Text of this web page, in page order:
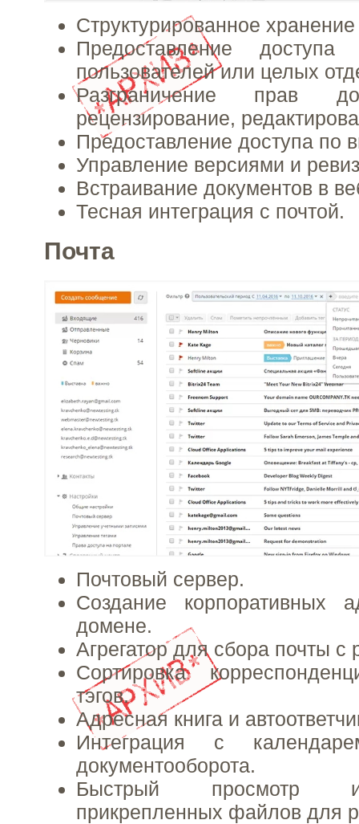
Структурированное
Предоставление
пользователей или целых
Разграничение прав
рецензирование,
Предоставление доступа по
Управление версиями и
Встраивание документов в
Тесная интеграция с почтой.
Почта
Почтовый сервер.
Создание корпоративных
домене.
Агрегатор для сбора почты с
Сортировка
тэгов.
Адресная книга и
Интеграция с
документооборота.
Быстрый просмотр
прикрепленных файлов для